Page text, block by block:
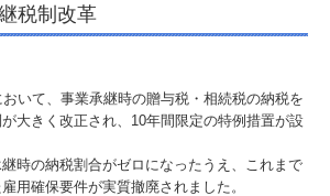
案内
いします
税制改革
いて、事業承継時の贈与税・相続税の納税を
大きく改正され、10年間限定の特例措置が設
時の納税割合がゼロになったうえ、これまで
用確保要件が実質撤廃されました。